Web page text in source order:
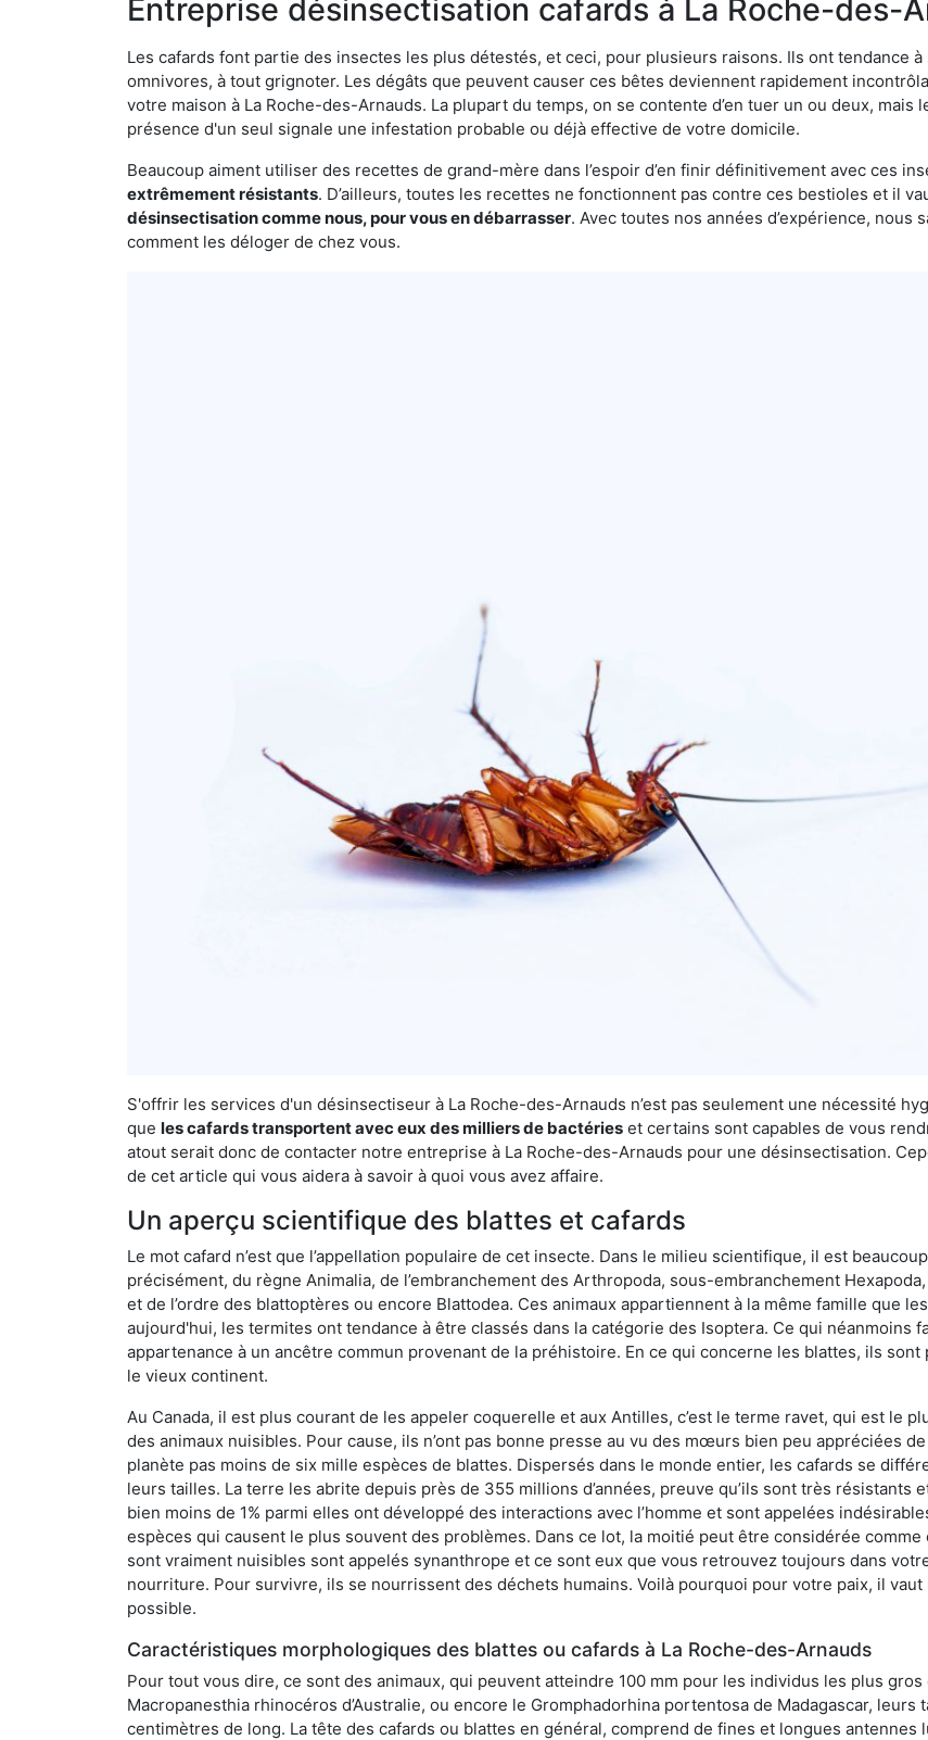
Entreprise désinsectisation cafards à La Roche-des-
Les cafards font partie des insectes les plus détestés, et ceci, pour plusieurs raisons. Ils ont tendance
omnivores, à tout grignoter. Les dégâts que peuvent causer ces bêtes deviennent rapidement
votre maison à La Roche-des-Arnauds. La plupart du temps, on se contente d’en tuer un ou deux,
présence d'un seul signale une infestation probable ou déjà effective de votre domicile.
Beaucoup aiment utiliser des recettes de grand-mère dans l’espoir d’en finir définitivement avec ces
extrêmement résistants. D’ailleurs, toutes les recettes ne fonctionnent pas contre ces bestioles et il
désinsectisation comme nous, pour vous en débarrasser. Avec toutes nos années d’expérience,
comment les déloger de chez vous.
S'offrir les services d'un désinsectiseur à La Roche-des-Arnauds n’est pas seulement une nécessité
que les cafards transportent avec eux des milliers de bactéries et certains sont capables de vous
atout serait donc de contacter notre entreprise à La Roche-des-Arnauds pour une désinsectisation.
de cet article qui vous aidera à savoir à quoi vous avez affaire.
Un aperçu scientifique des blattes et cafards
Le mot cafard n’est que l’appellation populaire de cet insecte. Dans le milieu scientifique, il est
précisément, du règne Animalia, de l’embranchement des Arthropoda, sous-embranchement
et de l’ordre des blattoptères ou encore Blattodea. Ces animaux appartiennent à la même famille que
aujourd'hui, les termites ont tendance à être classés dans la catégorie des Isoptera. Ce qui néanmoins
appartenance à un ancêtre commun provenant de la préhistoire. En ce qui concerne les blattes, ils
le vieux continent.
Au Canada, il est plus courant de les appeler coquerelle et aux Antilles, c’est le terme ravet, qui est le
des animaux nuisibles. Pour cause, ils n’ont pas bonne presse au vu des mœurs bien peu appréciées
planète pas moins de six mille espèces de blattes. Dispersés dans le monde entier, les cafards se
leurs tailles. La terre les abrite depuis près de 355 millions d’années, preuve qu’ils sont très résistants
bien moins de 1% parmi elles ont développé des interactions avec l’homme et sont appelées
espèces qui causent le plus souvent des problèmes. Dans ce lot, la moitié peut être considérée
sont vraiment nuisibles sont appelés synanthrope et ce sont eux que vous retrouvez toujours dans
nourriture. Pour survivre, ils se nourrissent des déchets humains. Voilà pourquoi pour votre paix, il
possible.
Caractéristiques morphologiques des blattes ou cafards à La Roche-des-Arnauds
Pour tout vous dire, ce sont des animaux, qui peuvent atteindre 100 mm pour les individus les plus
Macropanesthia rhinocéros d’Australie, ou encore le Gromphadorhina portentosa de Madagascar,
centimètres de long. La tête des cafards ou blattes en général, comprend de fines et longues